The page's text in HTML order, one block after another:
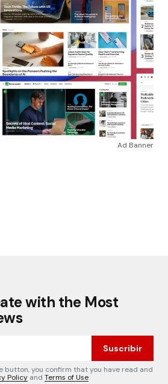
Ad Banner
with the Most
Suscribir
button, you confirm that you have read and
Policy and Terms of Use